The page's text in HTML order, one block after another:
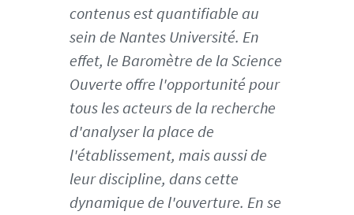
contenus est quantifiable au
sein de Nantes Université. En
effet, le Baromètre de la Science
Ouverte offre l'opportunité pour
tous les acteurs de la recherche
d'analyser la place de
l'établissement, mais aussi de
leur discipline, dans cette
dynamique de l'ouverture. En se